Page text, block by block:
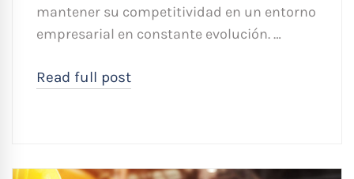
mantener su competitividad en un entorno
empresarial en constante evolución. …
Read full post